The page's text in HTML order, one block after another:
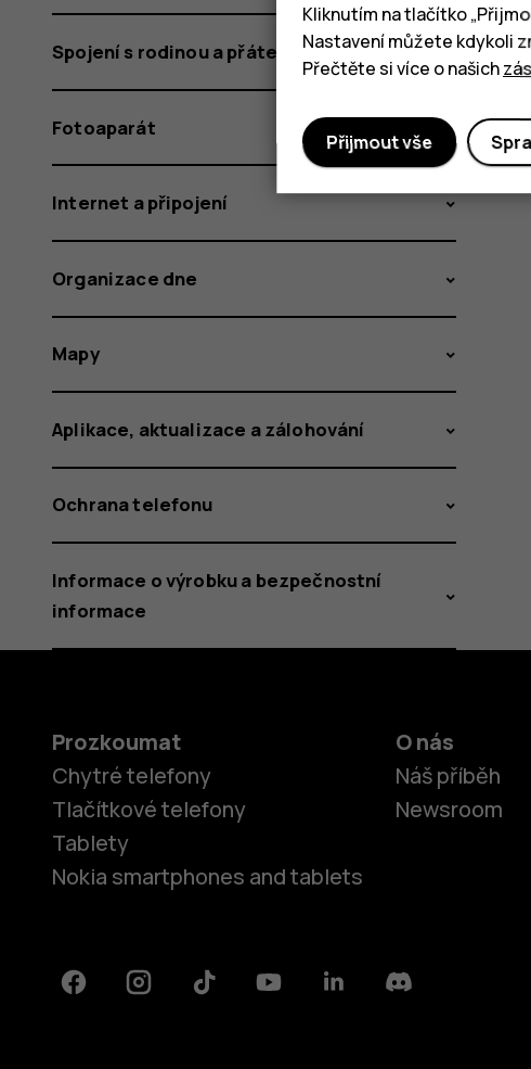
Spojení s rodinou a přáteli
Fotoaparát
Internet a připojení
Organizace dne
Mapy
Aplikace, aktualizace a zálohování
Ochrana telefonu
Informace o výrobku a bezpečnostní
informace
Prozkoumat
Chytré telefony
Tlačítkové telefony
Tablety
Nokia smartphones and tablets
O nás
Náš příběh
Newsroom
FacebookInstagramTiktok YoutubeLinkedinDiscord
Kliknutím na tlačítko
Nastavení můžete kdykoli
Přečtěte si více o našich
Přijmout vše